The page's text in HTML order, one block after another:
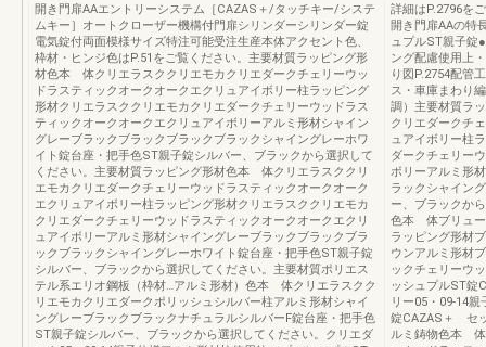
開き門扉AAエントリーシステム［CAZAS＋/タッチキー/システ
ムキー］オートクローザー機構付門扉シリンダーシリンダー錠
電気錠付両面模様サイズ特注可能受注生産本体アクセント色、
枠材・ヒンジ色はP.51をご覧ください。主要材質ラッピング形
材色本 体クリエラスククリエモカクリエダークチェリーウッ
ドラスティックオークオークエクリュアイボリー柱ラッピング
形材クリエラスククリエモカクリエダークチェリーウッドラス
ティックオークオークエクリュアイボリーアルミ形材シャイン
グレーブラックブラックブラックブラックシャイングレーホワ
イト錠台座・把手色ST親子錠シルバー、ブラックから選択して
ください。主要材質ラッピング形材色本 体クリエラスククリ
エモカクリエダークチェリーウッドラスティックオークオーク
エクリュアイボリー柱ラッピング形材クリエラスククリエモカ
クリエダークチェリーウッドラスティックオークオークエクリ
ュアイボリーアルミ形材シャイングレーブラックブラックブラ
ックブラックシャイングレーホワイト錠台座・把手色ST親子錠
シルバー、ブラックから選択してください。主要材質ポリエス
テル系エリオ鋼板（枠材…アルミ形材）色本 体クリエラスクク
リエモカクリエダークポリッシュシルバー柱アルミ形材シャイ
ングレーブラックブラックナチュラルシルバーF錠台座・把手色
ST親子錠シルバー、ブラックから選択してください。クリエダ
詳細はP.2796を
開き門扉AAの特
ュプルST親子錠
ング配慮使用上
り図P.2754配管
ス・車庫まわり
調）主要材質ラ
クリエダークチ
ュアイボリー柱
ダークチェリー
ボリーアルミ形
ラックシャイン
ー、ブラックか
色本 体ブリュー
ラッピング形材
ウンアルミ形材
ックチェリーウ
ッシュプルST錠
リー05・09-14
錠CAZAS＋ セ
ルミ鋳物色本 体